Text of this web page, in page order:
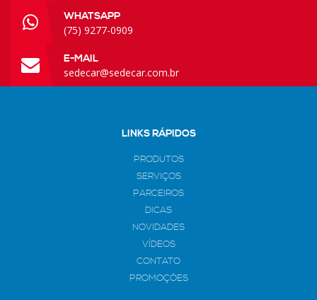
WHATSAPP
(75) 9277-0909
E-MAIL
sedecar@sedecar.com.br
LINKS RÁPIDOS
PRODUTOS
SERVIÇOS
PARCEIROS
DICAS
NOVIDADES
VÍDEOS
CONTATO
PROMOÇÕES